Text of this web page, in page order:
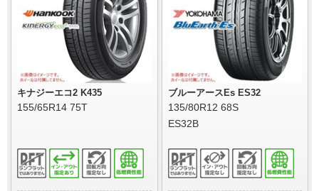
キナジーエコ2 K435
155/65R14 75T
ブルーアースEs ES32
135/80R12 68S
ES32B